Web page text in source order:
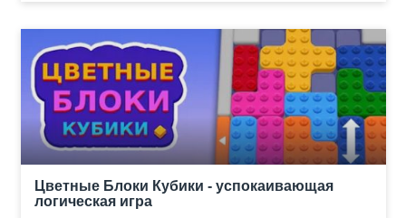
Цветные Блоки Кубики - успокаивающая
логическая игра